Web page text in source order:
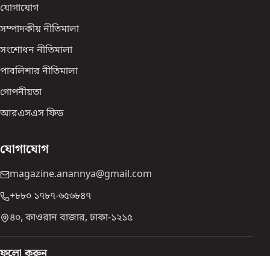
যোগাযোগ
সম্পাদকীয় নীতিমালা
সংশোধন নীতিমালা
পাবলিশার নীতিমালা
গোপনীয়তা
আরএসএস ফিড
যোগাযোগ
magazine.anannya@gmail.com
+৮৮০ ১৭৮৭-৬৫৬৮৪৭
৪০, কাওরান বাজার, ঢাকা-১২১৫